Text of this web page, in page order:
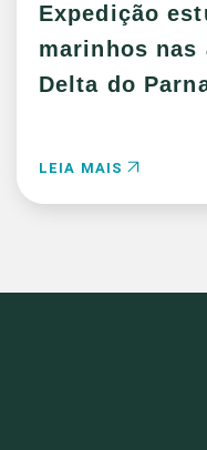
Expedição
marinhos nas
Delta do
LEIA MAIS